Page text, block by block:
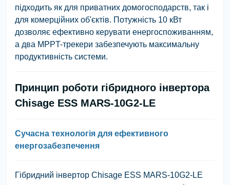
підходить як для приватних домогосподарств, так і
для комерційних об'єктів. Потужність 10 кВт
дозволяє ефективно керувати енергоспоживанням,
а два MPPT-трекери забезпечують максимальну
продуктивність системи.
Принцип роботи гібридного інвертора
Chisage ESS MARS-10G2-LE
Сучасна технологія для ефективного
енергозабезпечення
Гібридний інвертор Chisage ESS MARS-10G2-LE